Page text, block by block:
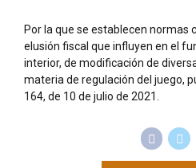
Por la que se establecen normas
elusión fiscal que influyen en el
interior, de modificación de
materia de regulación del juego,
164, de 10 de julio de 2021.